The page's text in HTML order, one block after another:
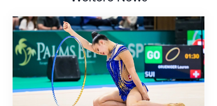
Nächster Halt: Weltmeisterschaft